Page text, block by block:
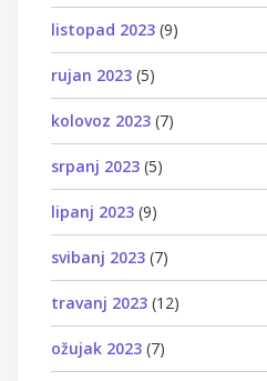
listopad 2023 (9)
rujan 2023 (5)
kolovoz 2023 (7)
srpanj 2023 (5)
lipanj 2023 (9)
svibanj 2023 (7)
travanj 2023 (12)
ožujak 2023 (7)